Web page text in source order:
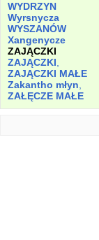
WYDRZYN
Wyrsnycza
WYSZANÓW
Xangenycze
ZAJĄCZKI
ZAJĄCZKI
ZAJĄCZKI MAŁE
Zakantho młyn
ZAŁĘCZE MAŁE